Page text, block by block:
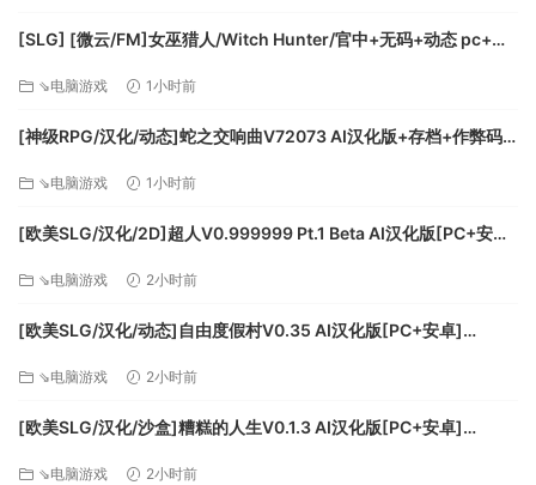
炒作某一档股票再去「割韭菜」；
生！
游戏中每次通关，都可以随时在主接口中回顾妹子精美生动的
CG。每一张都是重金礼聘大手绘制
[SLG] [微云/FM]女巫猎人/Witch Hunter/官中+无码+动态 pc+安
⇘电脑游戏 1小时前
[神级RPG/汉化/动态]蛇之交响曲V72073 AI汉化版+存档+作弊码
⇘电脑游戏 1小时前
[欧美SLG/汉化/2D]超人V0.999999 Pt.1 Beta AI汉化版[PC+安卓]
⇘电脑游戏 2小时前
[欧美SLG/汉化/动态]自由度假村V0.35 AI汉化版[PC+安卓]
⇘电脑游戏 2小时前
[欧美SLG/汉化/沙盒]糟糕的人生V0.1.3 AI汉化版[PC+安卓]
⇘电脑游戏 2小时前